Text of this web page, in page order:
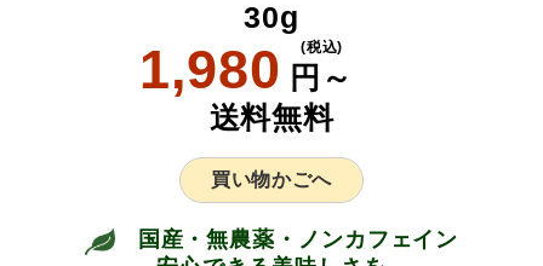
30g
1,980 円～
(税込)
送料無料
買い物かごへ
国産・無農薬・ノンカフェイン